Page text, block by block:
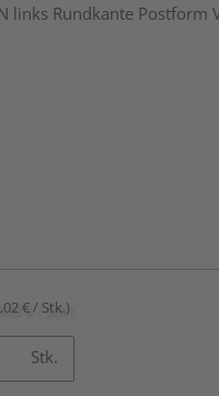
links Rundkante Postform
€ / Stk.)
Stk.